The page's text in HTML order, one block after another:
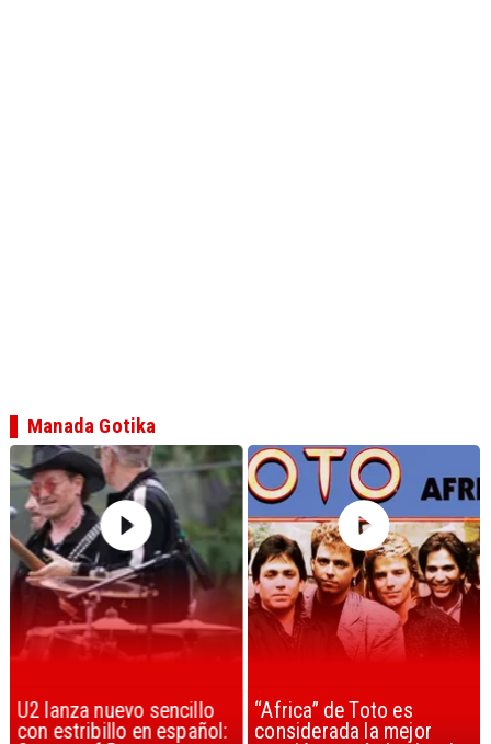
U2 lanza nuevo sencillo
con estribillo en español:
“Africa” de Toto es
considerada la mejor
Manada Gotika